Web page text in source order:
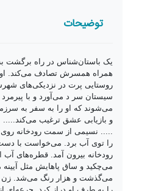
توضیحات
یک باستان‌شناس در راه برگشت
همراه همسرش تصادف می‌کند. او
روستایی پرت در نزدیکی‌های
سیستان سر د می‌آورد و با
می‌شوند که او را به سفر به
و بازیابی عشق ترغیب می‌کند.....
..... نسیمی از سمت رودخانه
را توی آب برد. می‌خواست با
رودخانه بیرون آمد. قطره‌های
می‌چکید و ساق پاهایش مثل آیینه
می‌گذشت و هزار رنگ می‌شد. زن